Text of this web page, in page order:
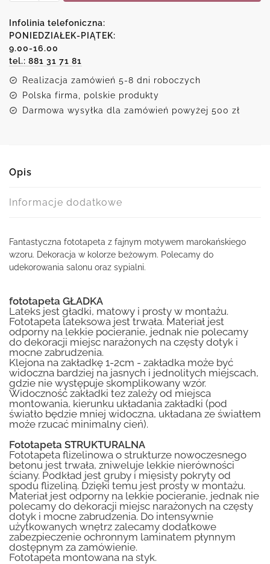
z
beżowym
wzorem
Infolinia telefoniczna:
PONIEDZIAŁEK-PIĄTEK:
9.00-16.00
tel.: 881 31 71 81
Realizacja zamówień 5-8 dni roboczych
Polska firma, polskie produkty
Darmowa wysyłka dla zamówień powyżej 500 zł
Opis
Informacje dodatkowe
Fantastyczna fototapeta z fajnym motywem marokańskiego
wzoru. Dekoracja w kolorze beżowym. Polecamy do
udekorowania salonu oraz sypialni.
fototapeta GŁADKA
Lateks jest gładki, matowy i prosty w montażu.
Fototapeta lateksowa jest trwała. Materiał jest
odporny na lekkie pocieranie, jednak nie polecamy
do dekoracji miejsc narażonych na częsty dotyk i
mocne zabrudzenia.
Klejona na zakładkę 1-2cm - zakładka może być
widoczna bardziej na jasnych i jednolitych miejscach,
gdzie nie występuje skomplikowany wzór.
Widoczność zakładki tez zależy od miejsca
montowania, kierunku układania zakładki (pod
światło będzie mniej widoczna, układana ze światłem
może rzucać minimalny cień).
Fototapeta STRUKTURALNA
Fototapeta flizelinowa o strukturze nowoczesnego
betonu jest trwała, zniweluje lekkie nierówności
ściany. Podkład jest gruby i mięsisty pokryty od
spodu flizeliną. Dzięki temu jest prosty w montażu.
Materiał jest odporny na lekkie pocieranie, jednak nie
polecamy do dekoracji miejsc narażonych na częsty
dotyk i mocne zabrudzenia. Do intensywnie
użytkowanych wnętrz zalecamy dodatkowe
zabezpieczenie ochronnym laminatem płynnym
dostępnym za zamówienie.
Fototapeta montowana na styk.